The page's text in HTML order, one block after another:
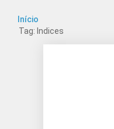
Início
Tag: Indices